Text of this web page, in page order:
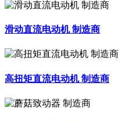
滑动直流电动机 制造商
高扭矩直流电动机 制造商